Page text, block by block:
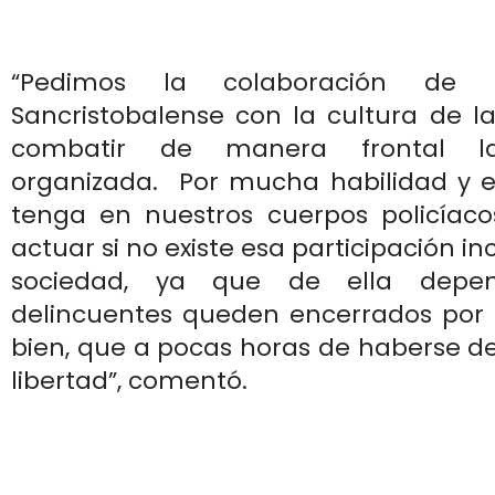
“Pedimos la colaboración de
Sancristobalense con la cultura de
combatir de manera frontal
organizada. Por mucha habilidad y
tenga en nuestros cuerpos
actuar si no existe esa participación
sociedad, ya que de ella
delincuentes queden encerrados por
bien, que a pocas horas de haberse
libertad”, comentó.